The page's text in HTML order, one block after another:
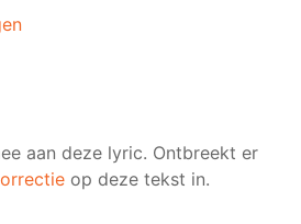
aan deze lyric. Ontbreekt er
op deze tekst in.